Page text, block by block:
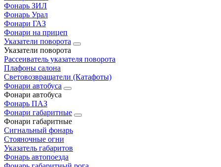
Фонарь ЗИЛ
Фонарь Урал
Фонари ГАЗ
Фонари на прицеп
Указатели поворота
Указатели поворота
Рассеиватель указателя поворота
Плафоны салона
Световозвращатели (Катафоты)
Фонари автобуса
Фонари автобуса
Фонарь ПАЗ
Фонари габаритные
Фонари габаритные
Сигнальный фонарь
Стояночные огни
Указатель габаритов
Фонарь автопоезда